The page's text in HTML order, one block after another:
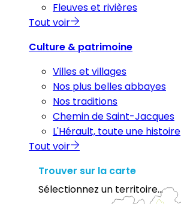
Fleuves et rivières
Tout voir
Culture & patrimoine
Villes et villages
Nos plus belles abbayes
Nos traditions
Chemin de Saint-Jacques
L'Hérault, toute une histoire
Tout voir
Trouver sur la carte
Sélectionnez un territoire...